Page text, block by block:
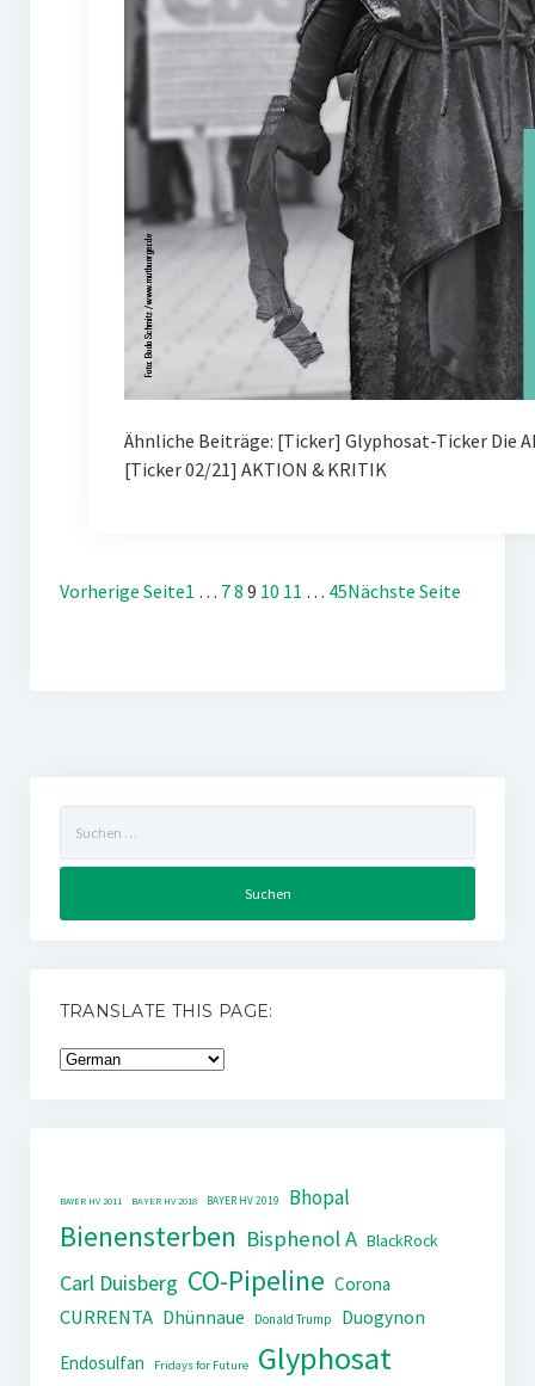
Ähnliche Beiträge: [Ticker] Glyphosat-Ticker Die
[Ticker 02/21] AKTION & KRITIK
Vorherige Seite1 … 78 9 10 11 … 45Nächste Seite
nach:
TRANSLATE THIS PAGE:
BAYER HV 2011 BAYER HV 2018 BAYER HV 2019 Bhopal
Bienensterben Bisphenol A BlackRock
Carl Duisberg CO-Pipeline Corona
CURRENTA Dhünnaue Donald Trump
Duogynon
Endosulfan
Fridays for Future Glyphosat